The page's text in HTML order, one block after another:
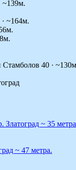
~139м.
~164м.
Стамболов 40 ·
Златоград ~ 35
~ 47 метра.